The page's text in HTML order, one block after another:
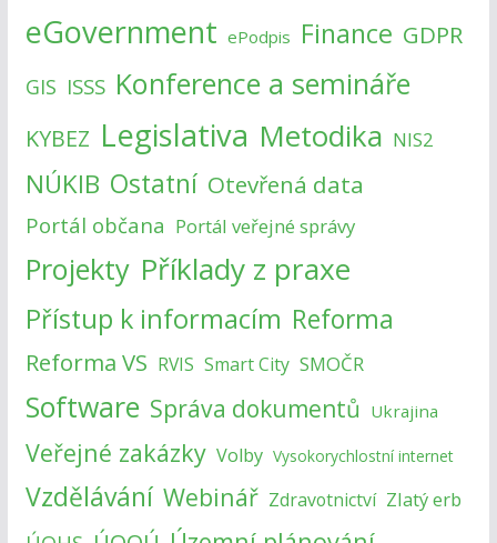
eGovernment ePodpis Finance GDPR
GIS ISSS Konference a semináře
KYBEZ Legislativa Metodika NIS2
NÚKIB Ostatní Otevřená data
Portál občana Portál veřejné správy
Projekty Příklady z praxe
Přístup k informacím Reforma
Reforma VS RVIS Smart City SMOČR
Software Správa dokumentů Ukrajina
Veřejné zakázky Volby Vysokorychlostní internet
Vzdělávání Webinář Zdravotnictví Zlatý erb